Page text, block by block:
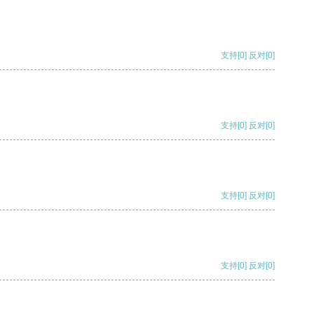
支持[0] 反对[0]
支持[0] 反对[0]
支持[0] 反对[0]
支持[0] 反对[0]